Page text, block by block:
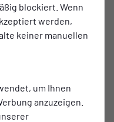
blockiert. Wenn
werden,
keiner manuellen
um Ihnen
anzuzeigen.
Seiten extrem hoch,
einen Freistoss
die den Ball im
die dann die 1:0